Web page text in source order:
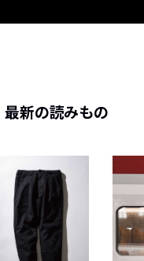
最新の読みもの